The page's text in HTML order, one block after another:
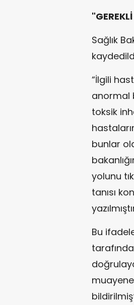
Sağlık
“İlgili
anormal
toksik
bunlar
yolunu
tanısı
Bu